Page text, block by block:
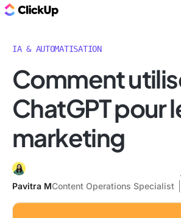
IA & AUTOMATISATION
Comment
ChatGPT pour
marketing
Pavitra MContent Operations Specialist